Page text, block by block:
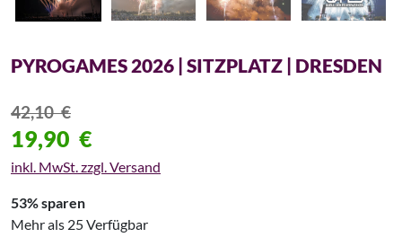
PYROGAMES 2026 | SITZPLATZ | DRESDEN
42,10€
19,90 €
inkl. MwSt. zzgl. Versand
53% sparen
Mehr als 25 Verfügbar